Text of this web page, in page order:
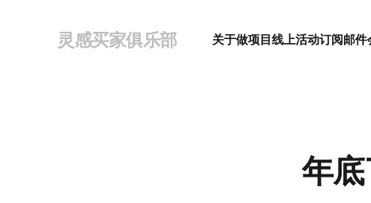
灵感买家俱乐部 关于做项目线上活动订阅邮件
年